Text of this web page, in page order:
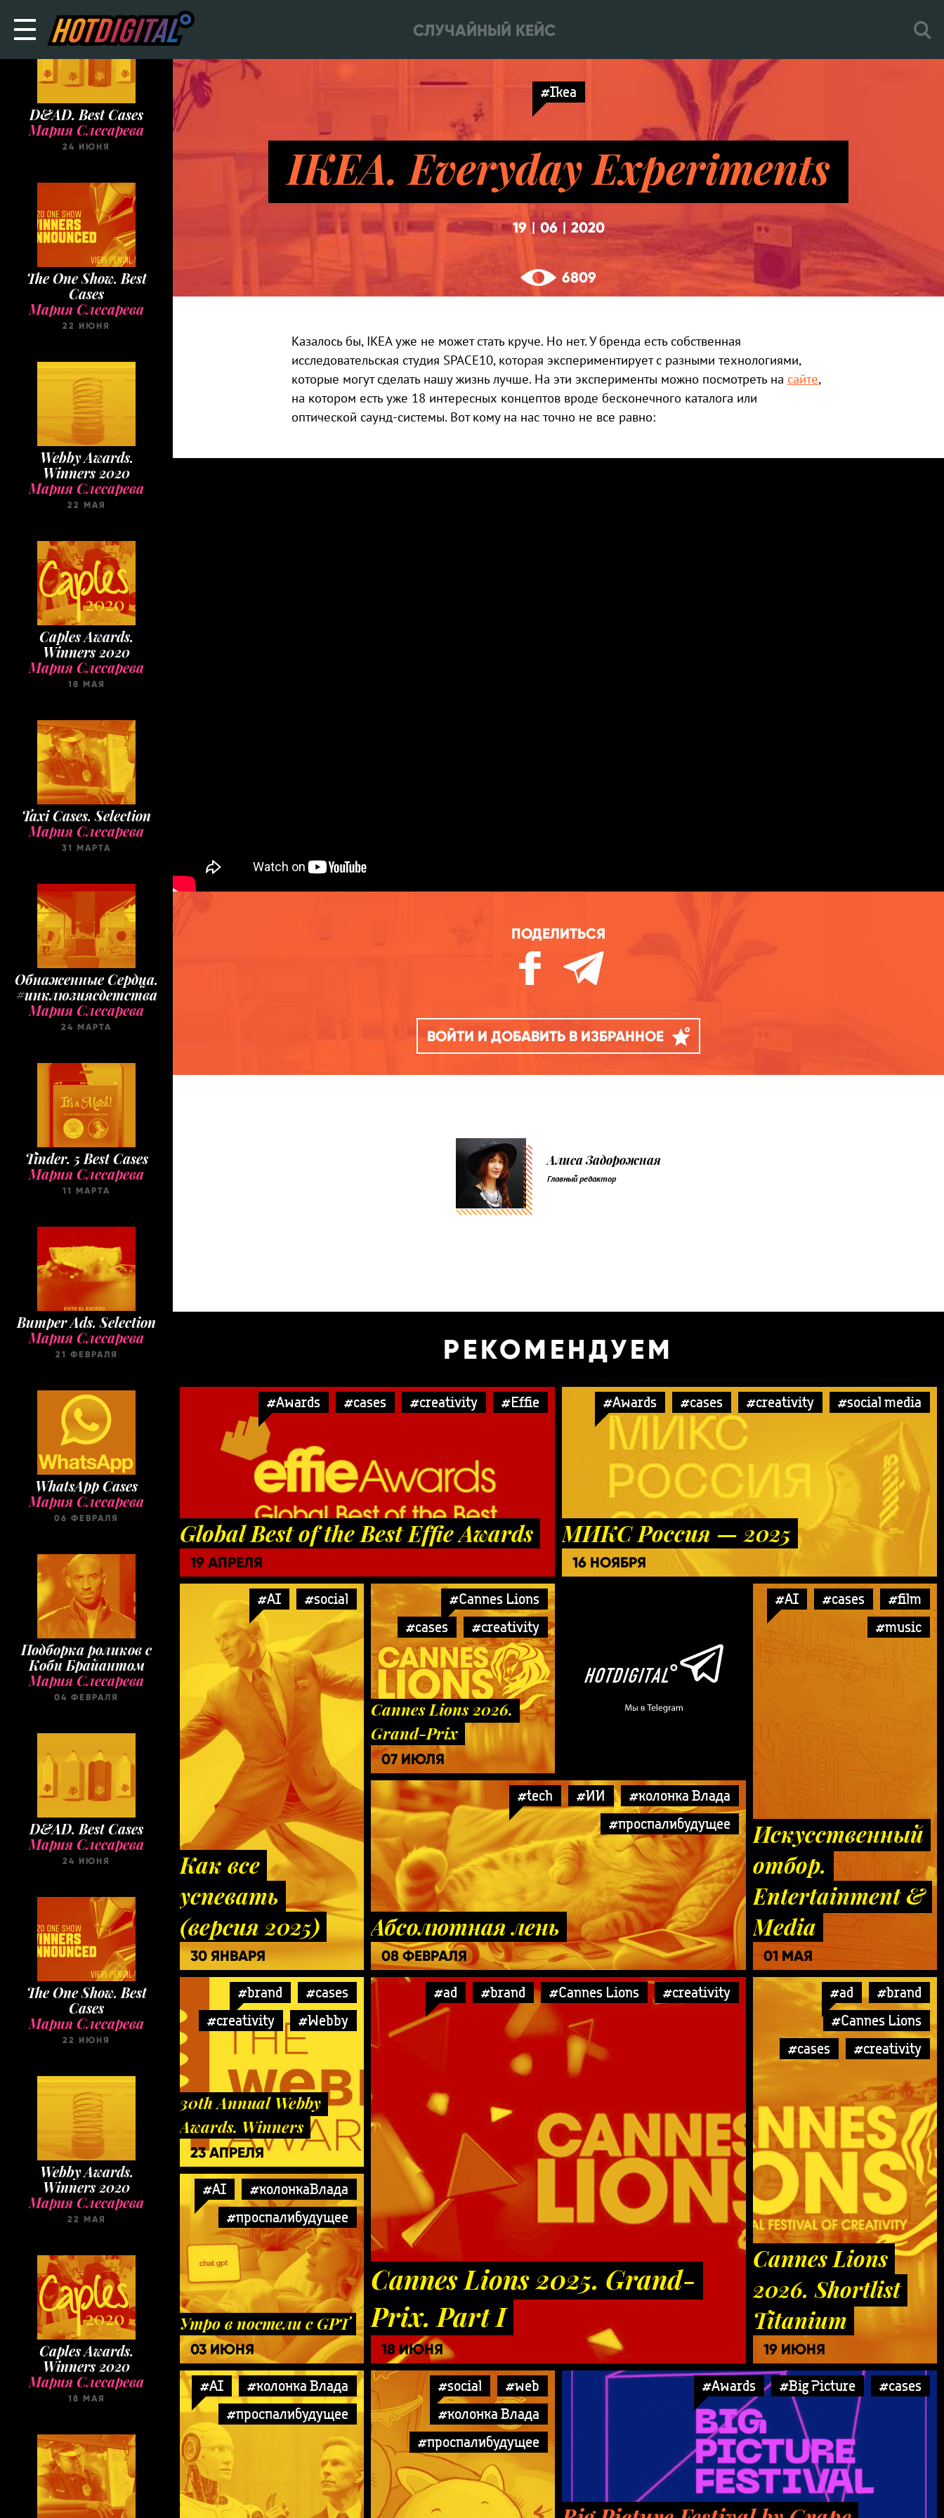
СЛУЧАЙНЫЙ КЕЙС
D&AD. Best Cases
Мария Слесарева
24 ИЮНЯ
The One Show. Best
Cases
Мария Слесарева
22 ИЮНЯ
Webby Awards.
Winners 2020
Мария Слесарева
22 МАЯ
Caples Awards.
Winners 2020
Мария Слесарева
18 МАЯ
Taxi Cases. Selection
Мария Слесарева
31 МАРТА
Обнаженные Cердца.
#инклюзиясдетства
Мария Слесарева
24 МАРТА
Tinder. 5 Best Cases
Мария Слесарева
11 МАРТА
Bumper Ads. Selection
Мария Слесарева
21 ФЕВРАЛЯ
WhatsApp Cases
Мария Слесарева
06 ФЕВРАЛЯ
Подборка роликов с
Коби Брайантом
Мария Слесарева
04 ФЕВРАЛЯ
D&AD. Best Cases
Мария Слесарева
24 ИЮНЯ
The One Show. Best
Cases
Мария Слесарева
22 ИЮНЯ
Webby Awards.
Winners 2020
Мария Слесарева
22 МАЯ
Caples Awards.
Winners 2020
Мария Слесарева
18 МАЯ
#Ikea
IKEA. Everyday Experiments
19 06 2020
6809
Казалось бы, IKEA уже не может стать круче. Но нет. У бренда есть собственная
исследовательская студия SPACE10, которая экспериментирует с разными технологиями,
которые могут сделать нашу жизнь лучше. На эти эксперименты можно посмотреть на сайте,
на котором есть уже 18 интересных концептов вроде бесконечного каталога или
оптической саунд-системы. Вот кому на нас точно не все равно:
ПОДЕЛИТЬСЯ
ВОЙТИ И ДОБАВИТЬ В ИЗБРАННОЕ
Алиса Задорожная
Главный редактор
РЕКОМЕНДУЕМ
#Awards #cases #creativity #Effie
Global Best of the Best Effie Awards
19 АПРЕЛЯ
#Awards #cases #creativity #social media
МИКС Россия — 2025
16 НОЯБРЯ
#AI #social
Как все
успевать
(версия 2025)
30 ЯНВАРЯ
#Cannes Lions
#cases
#creativity
Cannes Lions 2026.
Grand-Prix
07 ИЮЛЯ
#AI #cases
#film
#music
Искусственный
отбор.
Entertainment &
Media
01 МАЯ
#tech #ИИ
#колонка Влада
#проспалибудущее
Абсолютная лень
08 ФЕВРАЛЯ
#brand
#cases
#creativity
#Webby
30th Annual Webby
Awards. Winners
23 АПРЕЛЯ
#ad #brand #Cannes Lions #creativity
Cannes Lions 2025. Grand-
Prix. Part I
18 ИЮНЯ
#ad
#brand
#Cannes Lions
#cases
#creativity
Cannes Lions
2026. Shortlist
Titanium
19 ИЮНЯ
#AI
#колонкаВлада
#проспалибудущее
Утро в постели с GPT
03 ИЮНЯ
#AI
#колонка Влада
#проспалибудущее
#social
#web
#колонка Влада
#проспалибудущее
#Awards #Big Picture #cases